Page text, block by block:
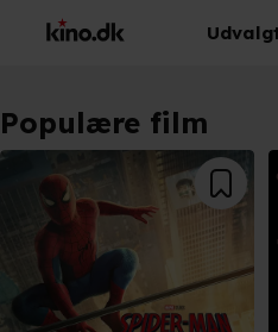
Populære film